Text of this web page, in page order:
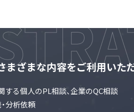
まざまな内容をご利用いた
する個人のPL相談、企業のQC相談
分析依頼